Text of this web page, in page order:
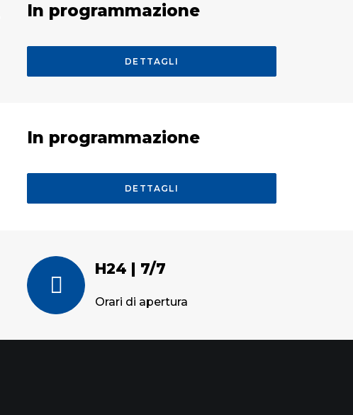
In programmazione
DETTAGLI
In programmazione
DETTAGLI
H24 | 7/7
Orari di apertura